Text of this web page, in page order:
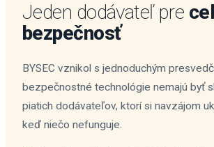
Jeden dodávateľ pre
bezpečnosť
BYSEC vznikol s jednoduchým
bezpečnostné technológie nemajú byť
piatich dodávateľov, ktorí si navzájom
keď niečo nefunguje.